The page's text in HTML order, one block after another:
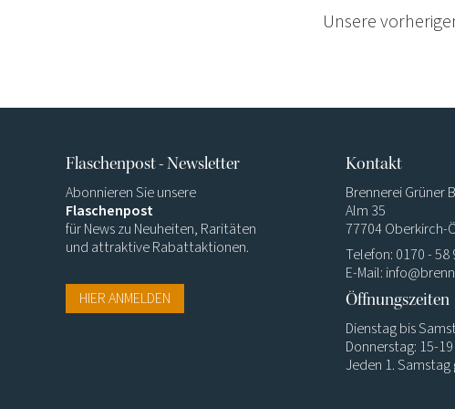
Unsere
Flaschenpost - Newsletter
Abonnieren Sie unsere
Flaschenpost
für News zu Neuheiten, Raritäten
und attraktive Rabattaktionen.
HIER ANMELDEN
Kontakt
Brennerei Grüner
Alm 35
77704 Oberkirch-
Telefon: 0170 - 58
E-Mail:
Öffnungszeiten
Dienstag bis
Donnerstag: 15-
Jeden 1. Samstag